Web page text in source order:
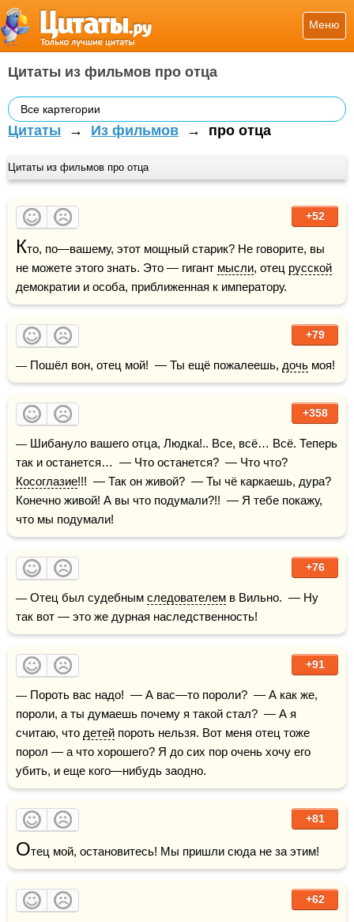
Меню
Цитаты из фильмов про отца
Все картегории
Цитаты → Из фильмов → про отца
Цитаты из фильмов про отца
+52
Кто, по—вашему, этот мощный старик? Не говорите, вы
не можете этого знать. Это — гигант мысли, отец русской
демократии и особа, приближенная к императору.
+79
— Пошёл вон, отец мой!  — Ты ещё пожалеешь, дочь моя!
+358
— Шибануло вашего отца, Людка!.. Все, всё… Всё. Теперь
Косоглазие!!!  — Так он живой?  — Ты чё каркаешь, дура?
Конечно живой! А вы что подумали?!!  — Я тебе покажу,
что мы подумали!
+76
— Отец был судебным следователем в Вильно.  — Ну
так вот — это же дурная наследственность!
+91
— Пороть вас надо!  — А вас—то пороли?  — А как же,
пороли, а ты думаешь почему я такой стал?  — А я
считаю, что детей пороть нельзя. Вот меня отец тоже
порол — а что хорошего? Я до сих пор очень хочу его
убить, и еще кого—нибудь заодно.
+81
Отец мой, остановитесь! Мы пришли сюда не за этим!
+62